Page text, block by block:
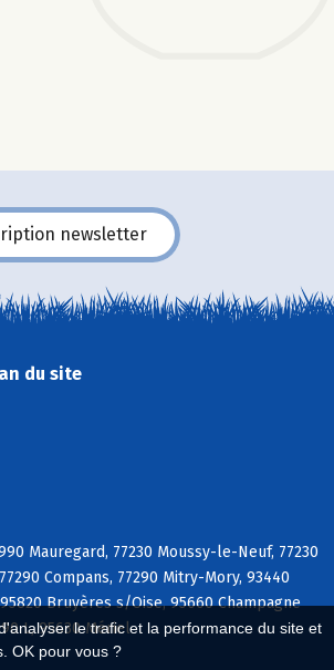
le trafic et la performance du site et
OK pour vous ?
newsletter
du site
Mauregard, 77230 Moussy-le-Neuf, 77230
Compans, 77290 Mitry-Mory, 93440
Bruyères s/Oise, 95660 Champagne
L, 95630 Mériel